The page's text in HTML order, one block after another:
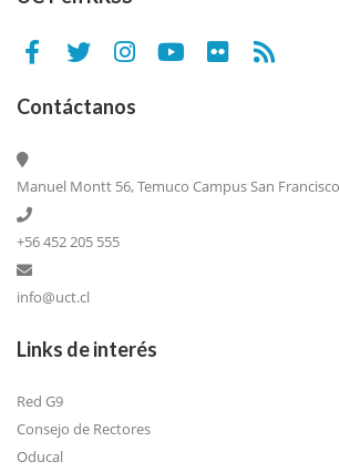
Contáctanos
Manuel Montt 56, Temuco Campus San Francisco
+56 452 205 555
info@uct.cl
Links de interés
Red G9
Consejo de Rectores
Oducal